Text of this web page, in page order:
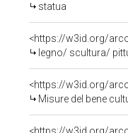
statua
<https://w3id.org/
legno/ scultura/
<https://w3id.org/
Misure del bene